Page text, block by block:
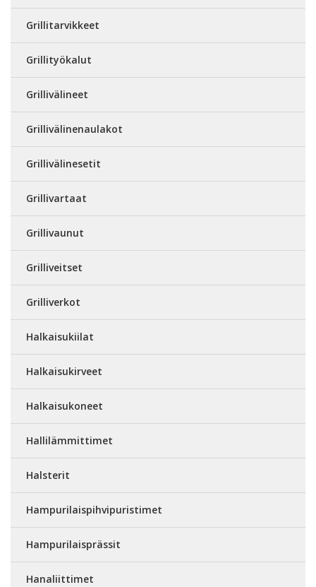
Grillitarvikkeet
Grillityökalut
Grillivälineet
Grillivälinenaulakot
Grillivälinesetit
Grillivartaat
Grillivaunut
Grilliveitset
Grilliverkot
Halkaisukiilat
Halkaisukirveet
Halkaisukoneet
Hallilämmittimet
Halsterit
Hampurilaispihvipuristimet
Hampurilaisprässit
Hanaliittimet